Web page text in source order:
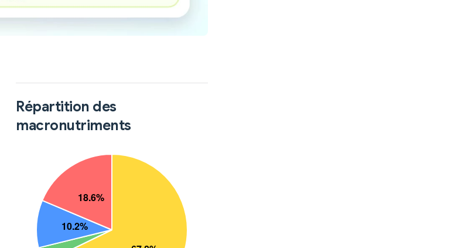
Répartition des
macronutriments